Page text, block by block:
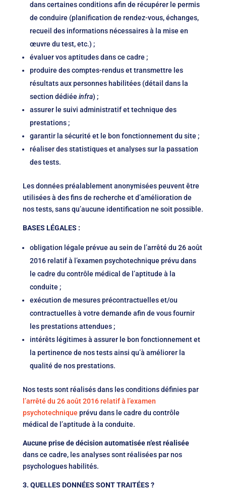
dans certaines conditions afin de récupérer le permis
de conduire (planification de rendez-vous, échanges,
recueil des informations nécessaires à la mise en
œuvre du test, etc.) ;
évaluer vos aptitudes dans ce cadre ;
produire des comptes-rendus et transmettre les
résultats aux personnes habilitées (détail dans la
section dédiée infra) ;
assurer le suivi administratif et technique des
prestations ;
garantir la sécurité et le bon fonctionnement du site ;
réaliser des statistiques et analyses sur la passation
des tests.
Les données préalablement anonymisées peuvent être
utilisées à des fins de recherche et d’amélioration de
nos tests, sans qu’aucune identification ne soit possible.
BASES LÉGALES :
obligation légale prévue au sein de l’arrêté du 26 août
2016 relatif à l’examen psychotechnique prévu dans
le cadre du contrôle médical de l’aptitude à la
conduite ;
exécution de mesures précontractuelles et/ou
contractuelles à votre demande afin de vous fournir
les prestations attendues ;
intérêts légitimes à assurer le bon fonctionnement et
la pertinence de nos tests ainsi qu’à améliorer la
qualité de nos prestations.
Nos tests sont réalisés dans les conditions définies par
l’arrêté du 26 août 2016 relatif à l’examen
psychotechnique prévu dans le cadre du contrôle
médical de l’aptitude à la conduite.
Aucune prise de décision automatisée n’est réalisée
dans ce cadre, les analyses sont réalisées par nos
psychologues habilités.
3. QUELLES DONNÉES SONT TRAITÉES ?